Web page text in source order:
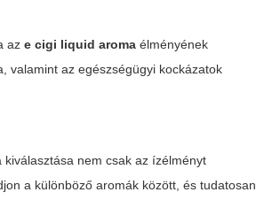
aze cigi liquid aroma élményének
valamint az egészségügyi kockázatok
nem csak az ízélményt
a különböző aromák között, és tudatosan